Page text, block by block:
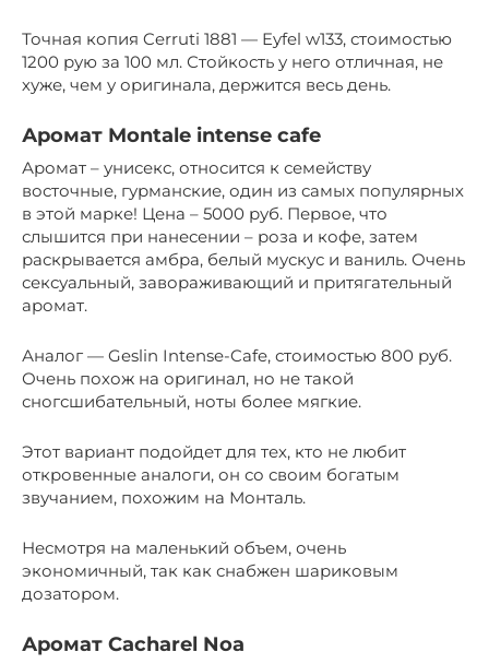
Точная копия Cerruti 1881 — Eyfel w133, стоимостью
1200 рую за 100 мл. Стойкость у него отличная, не
хуже, чем у оригинала, держится весь день.
Аромат Montale intense cafe
Аромат – унисекс, относится к семейству
восточные, гурманские, один из самых популярных
в этой марке! Цена – 5000 руб. Первое, что
слышится при нанесении – роза и кофе, затем
раскрывается амбра, белый мускус и ваниль. Очень
сексуальный, завораживающий и притягательный
аромат.
Аналог — Geslin Intense-Cafe, стоимостью 800 руб.
Очень похож на оригинал, но не такой
сногсшибательный, ноты более мягкие.
Этот вариант подойдет для тех, кто не любит
откровенные аналоги, он со своим богатым
звучанием, похожим на Монталь.
Несмотря на маленький объем, очень
экономичный, так как снабжен шариковым
дозатором.
Аромат Cacharel Noa